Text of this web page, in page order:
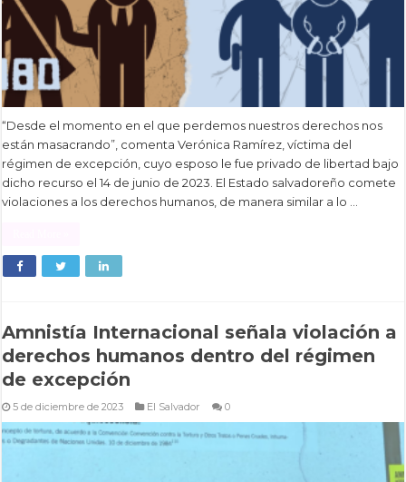
“Desde el momento en el que perdemos nuestros derechos nos
están masacrando”, comenta Verónica Ramírez, víctima del
régimen de excepción, cuyo esposo le fue privado de libertad bajo
dicho recurso el 14 de junio de 2023. El Estado salvadoreño comete
violaciones a los derechos humanos, de manera similar a lo …
Amnistía Internacional señala violación a
derechos humanos dentro del régimen
de excepción
5 de diciembre de 2023 El Salvador 0